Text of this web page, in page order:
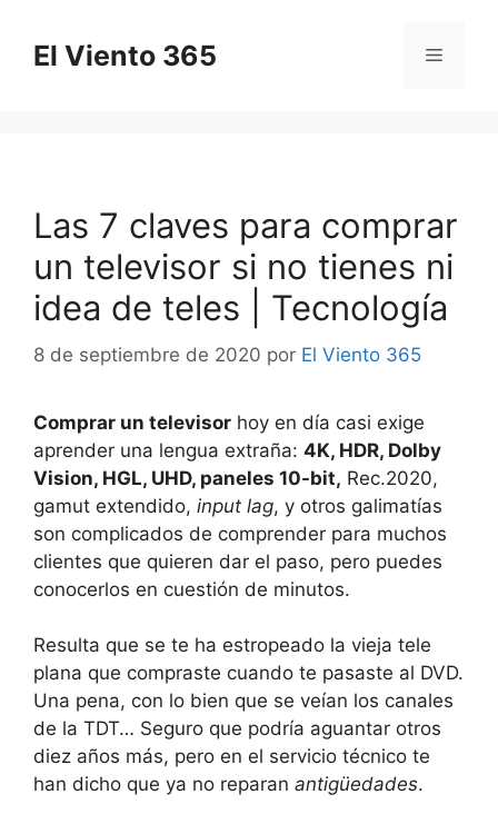
contenido
El Viento 365 Menú
Las 7 claves para comprar
un televisor si no tienes ni
idea de teles | Tecnología
8 de septiembre de 2020 por El Viento 365
Comprar un televisor hoy en día casi exige
aprender una lengua extraña: 4K, HDR, Dolby
Vision, HGL, UHD, paneles 10-bit, Rec.2020,
gamut extendido, input lag, y otros galimatías
son complicados de comprender para muchos
clientes que quieren dar el paso, pero puedes
conocerlos en cuestión de minutos.
Resulta que se te ha estropeado la vieja tele
plana que compraste cuando te pasaste al DVD.
Una pena, con lo bien que se veían los canales
de la TDT… Seguro que podría aguantar otros
diez años más, pero en el servicio técnico te
han dicho que ya no reparan antigüedades.